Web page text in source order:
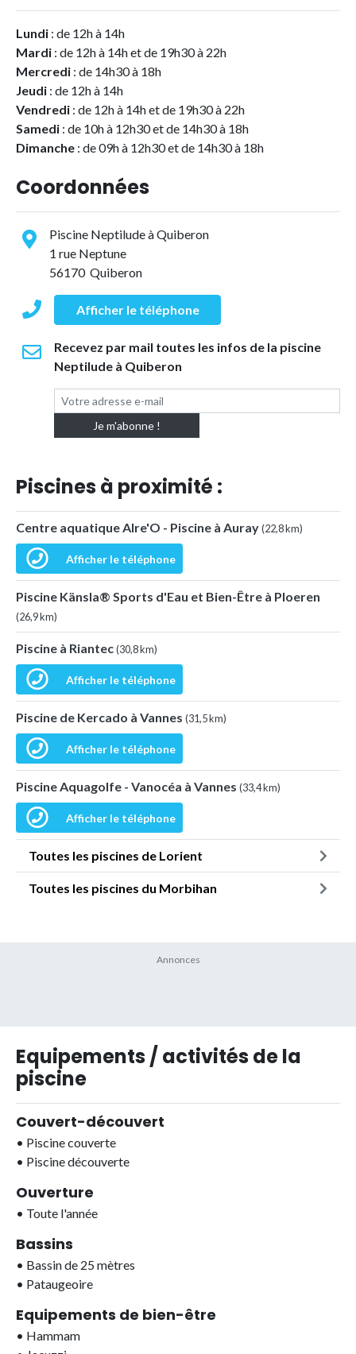
Lundi : de 12h à 14h
Mardi : de 12h à 14h et de 19h30 à 22h
Mercredi : de 14h30 à 18h
Jeudi : de 12h à 14h
Vendredi : de 12h à 14h et de 19h30 à 22h
Samedi : de 10h à 12h30 et de 14h30 à 18h
Dimanche : de 09h à 12h30 et de 14h30 à 18h
Coordonnées
Piscine Neptilude à Quiberon
1 rue Neptune
56170 Quiberon
Afficher le téléphone
Recevez par mail toutes les infos de la piscine
Neptilude à Quiberon
Piscines à proximité :
Centre aquatique Alre'O - Piscine à Auray(22,8 km)
Afficher le téléphone
Piscine Känsla® Sports d'Eau et Bien-Être à Ploeren
(26,9 km)
Piscine à Riantec(30,8 km)
Afficher le téléphone
Piscine de Kercado à Vannes (31,5 km)
Afficher le téléphone
Piscine Aquagolfe - Vanocéa à Vannes (33,4 km)
Afficher le téléphone
Toutes les piscines de Lorient
Toutes les piscines du Morbihan
Equipements / activités de la
piscine
Couvert-découvert
• Piscine couverte
• Piscine découverte
Ouverture
• Toute l'année
Bassins
• Bassin de 25 mètres
• Pataugeoire
Equipements de bien-être
• Hammam